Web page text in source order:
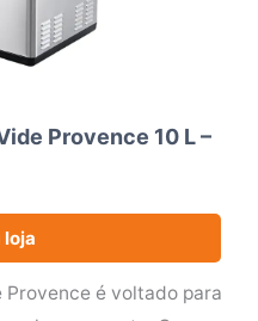
Provence 10 L –
loja
Provence é voltado para